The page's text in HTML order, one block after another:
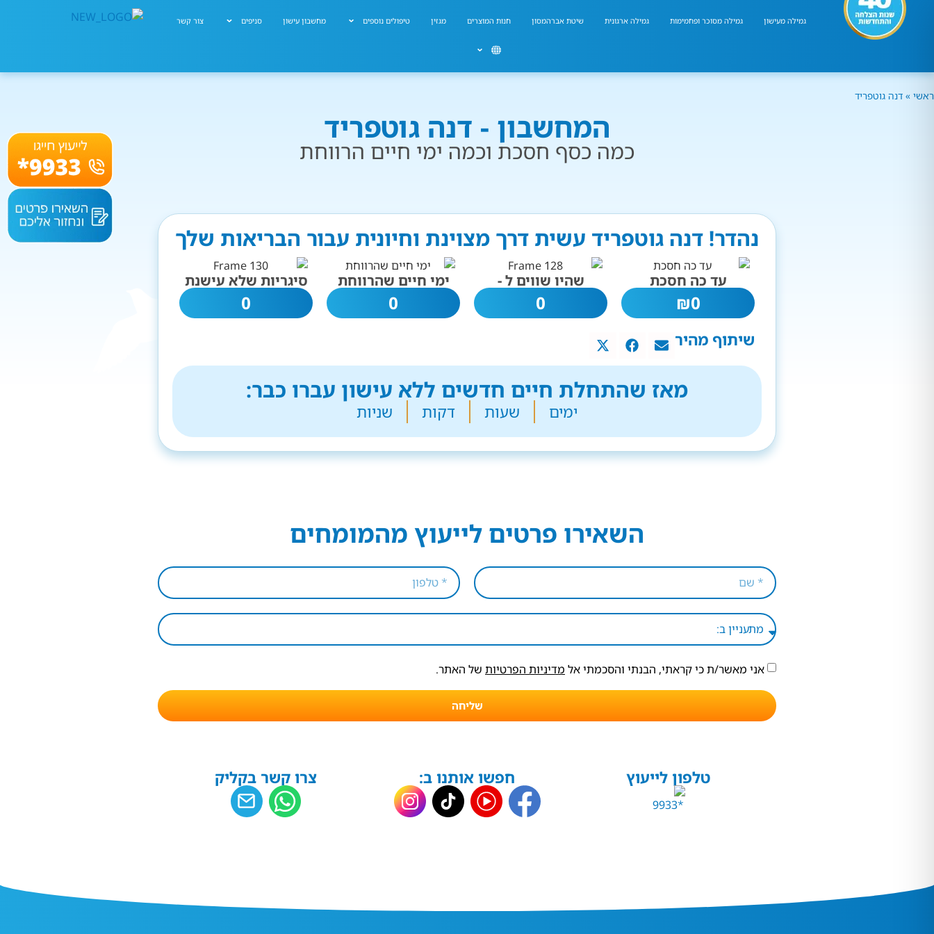
גמילה מעישון גמילה מסוכר ופחמימות גמילה ארגונית שיטת אברהמסון חנות המוצרים מגזין טיפולים נוספים מחשבון עישון סניפים צור קשר
ראשי » דנה גוטפריד
המחשבון - דנה גוטפריד
כמה כסף חסכת וכמה ימי חיים הרווחת
נהדר! דנה גוטפריד עשית דרך מצוינת וחיונית עבור הבריאות שלך
עד כה חסכת
0
₪
שהיו שווים ל -
0
ימי חיים שהרווחת
0
סיגריות שלא עישנת
0
שיתוף מהיר
מאז שהתחלת חיים חדשים ללא עישון עברו כבר:
ימים שעות דקות שניות
השאירו פרטים לייעוץ מהמומחים
אני מאשר/ת כי קראתי, הבנתי והסכמתי אל מדיניות הפרטיות של האתר.
שליחה
טלפון לייעוץ חפשו אותנו ב: צרו קשר בקליק